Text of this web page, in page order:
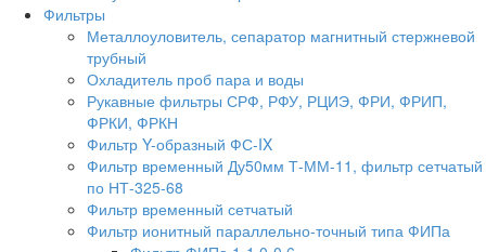
Фильтры
Металлоуловитель, сепаратор магнитный стержневой
трубный
Охладитель проб пара и воды
Рукавные фильтры СРФ, РФУ, РЦИЭ, ФРИ, ФРИП,
ФРКИ, ФРКН
Фильтр Y-образный ФС-IX
Фильтр временный Ду50мм Т-ММ-11, фильтр сетчатый
по НТ-325-68
Фильтр временный сетчатый
Фильтр ионитный параллельно-точный типа ФИПа